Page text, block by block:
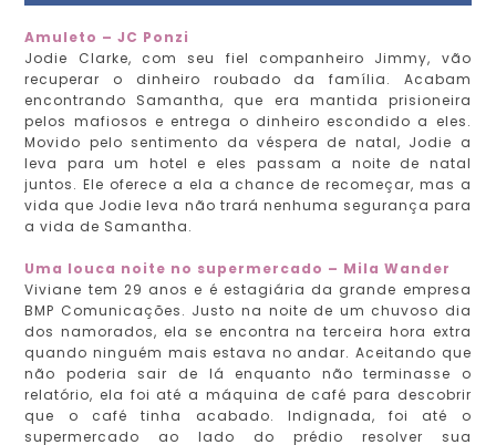
Amuleto – JC Ponzi
Jodie Clarke, com seu fiel companheiro Jimmy, vão
recuperar o dinheiro roubado da família. Acabam
encontrando Samantha, que era mantida prisioneira
pelos mafiosos e entrega o dinheiro escondido a eles.
Movido pelo sentimento da véspera de natal, Jodie a
leva para um hotel e eles passam a noite de natal
juntos. Ele oferece a ela a chance de recomeçar, mas a
vida que Jodie leva não trará nenhuma segurança para
a vida de Samantha.
Uma louca noite no supermercado – Mila Wander
Viviane tem 29 anos e é estagiária da grande empresa
BMP Comunicações. Justo na noite de um chuvoso dia
dos namorados, ela se encontra na terceira hora extra
quando ninguém mais estava no andar. Aceitando que
não poderia sair de lá enquanto não terminasse o
relatório, ela foi até a máquina de café para descobrir
que o café tinha acabado. Indignada, foi até o
supermercado ao lado do prédio resolver sua